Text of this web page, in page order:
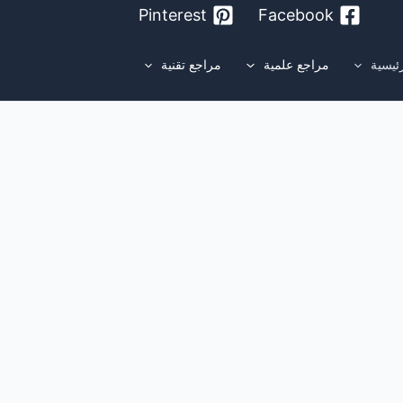
Facebook
Pinterest
مراجع علمية مراجع تقنية